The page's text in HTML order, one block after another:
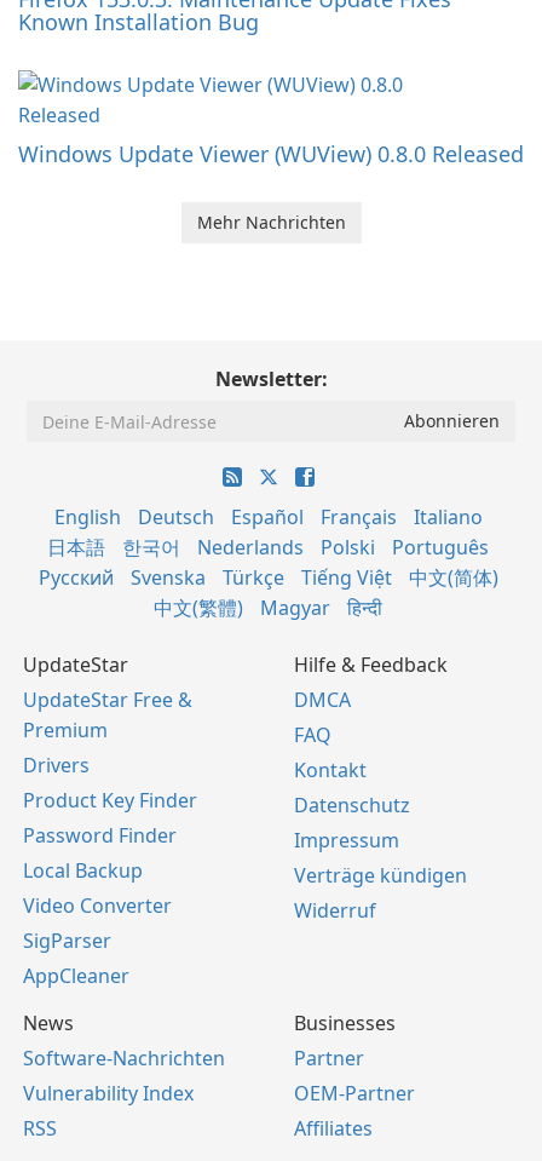
Known Installation Bug
Windows Update Viewer (WUView) 0.8.0 Released
Mehr Nachrichten
Newsletter:
English Deutsch Español Français
Italiano
日本語
한국어 Nederlands Polski
Português
Русский
Svenska Türkçe Tiếng Việt
中文(简体)
中文(繁體)
Magyar हिन्दी
UpdateStar
UpdateStar Free &
Premium
Drivers
Product Key Finder
Password Finder
Local Backup
Video Converter
SigParser
AppCleaner
Hilfe & Feedback
DMCA
FAQ
Kontakt
Datenschutz
Impressum
Verträge kündigen
Widerruf
News
Software-Nachrichten
Vulnerability Index
RSS
Businesses
Partner
OEM-Partner
Affiliates